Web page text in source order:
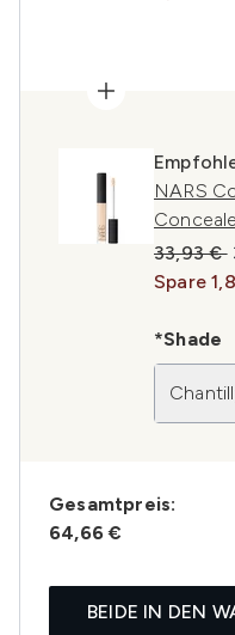
NARS
33,93 €
Spare
*Shade
Gesamtpreis:
64,66 €
BEIDE IN DEN